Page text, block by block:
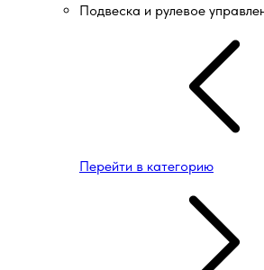
Подвеска и рулевое
Перейти в категорию